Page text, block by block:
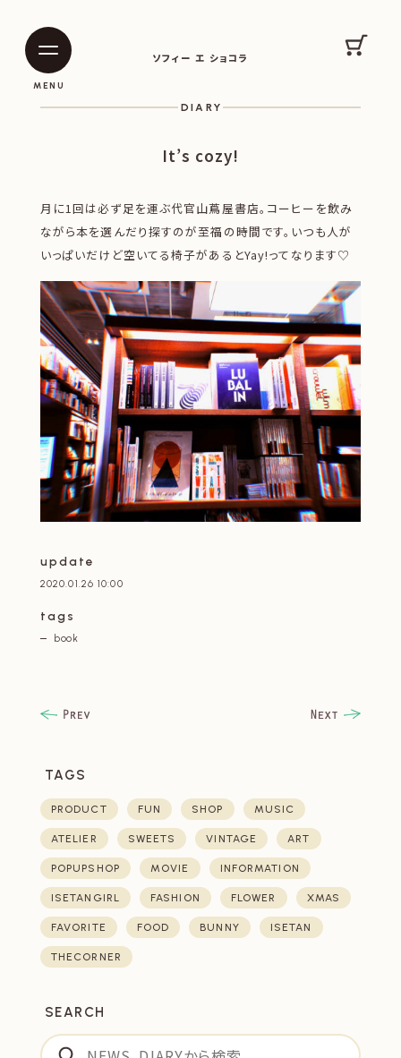
ソフィー エ ショコラ
MENU
カー
DIARY
It’s cozy!
月に1回は必ず足を運ぶ代官山蔦屋書店。コーヒーを飲み
ながら本を選んだり探すのが至福の時間です。いつも人が
いっぱいだけど空いてる椅子があるとYay!ってなります♡
update
2020.01.26 10:00
tags
book
TAGS
PRODUCT FUN SHOP MUSIC
ATELIER SWEETS VINTAGE ART
POPUPSHOP MOVIE INFORMATION
ISETANGIRL FASHION FLOWER XMAS
FAVORITE FOOD BUNNY ISETAN
THECORNER
SEARCH